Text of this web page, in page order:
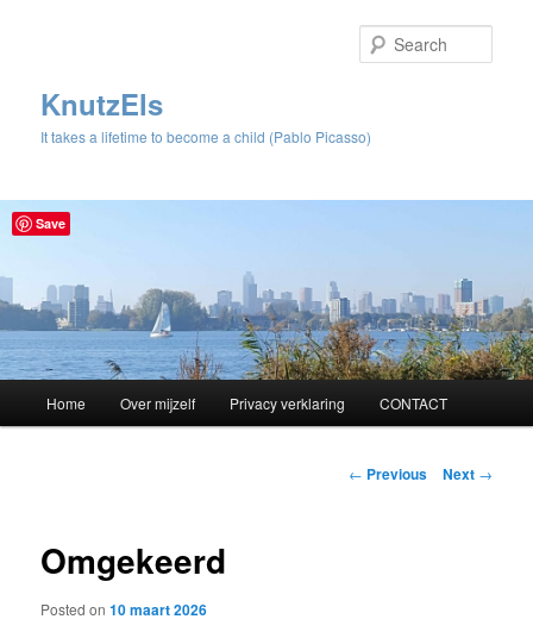
KnutzEls
It takes a lifetime to become a child (Pablo Picasso)
Skip
content
Home Over mijzelf Privacy verklaring CONTACT
Post
← Previous Next →
Omgekeerd
Posted on10 maart 2026
Save